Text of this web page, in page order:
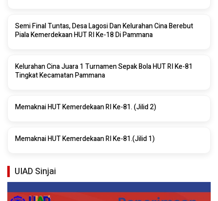
Semi Final Tuntas, Desa Lagosi Dan Kelurahan Cina Berebut
Piala Kemerdekaan HUT RI Ke-18 Di Pammana
Kelurahan Cina Juara 1 Turnamen Sepak Bola HUT RI Ke-81
Tingkat Kecamatan Pammana
Memaknai HUT Kemerdekaan RI Ke-81. (Jilid 2)
Memaknai HUT Kemerdekaan RI Ke-81.(Jilid 1)
UIAD Sinjai